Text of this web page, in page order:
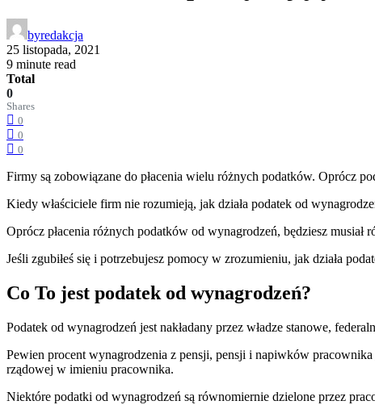
byredakcja
25 listopada, 2021
9 minute read
Total
0
Shares
0
0
0
Firmy są zobowiązane do płacenia wielu różnych podatków. Oprócz
Kiedy właściciele firm nie rozumieją, jak działa podatek od
Oprócz płacenia różnych podatków od wynagrodzeń, będziesz
Jeśli zgubiłeś się i potrzebujesz pomocy w zrozumieniu, jak działa
Co To jest podatek od wynagrodzeń?
Podatek od wynagrodzeń jest nakładany przez władze stanowe,
Pewien procent wynagrodzenia z pensji, pensji i napiwków
rządowej w imieniu pracownika.
Niektóre podatki od wynagrodzeń są równomiernie dzielone przez